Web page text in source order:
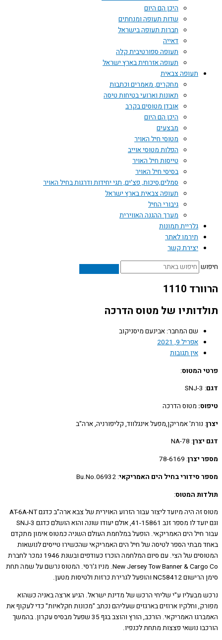
היכן הם היום
שדות תעופה ומנחתים
חברות תעופה בישראל
תעופה ספורטיבית קלה
תעופה אזרחית בארץ ישראל
צבאית
מחקרים, מאמרים וכתבות
תאונות וארועי בטיחות טיסה
אובדן מטוסים בקרב
היכן הם היום
מטוסי חיל האויר
הפלות מטוסי אוייב
טייסות חיל האויר
בסיסי חיל האויר
סמלים,סיכות, פצ'ים, תגי יחידות ודרגות בחיל האויר
תעופה צבאית בארץ ישראל
גיבורי החיל
מערך ההגנה האווירית
תמונות
לאתר
קשר
של מטוס הדרכה
אבינעם מיסניקוב
הדרכה
אינגלווד, קליפורניה, ארה"ב
בחיל הים האמריקאי: Bu.No.06932
:
מטוס זה היה מיועד ליצור עבור הזרוע האוירית של צבא ארה"ב כדגם AT-6A-NT
וגם יועד לו מספר זנב 41-15861, אולם יעודו שונה והוא הושלם כדגם SNJ-3
האמריקאי. הופעל במלחמת העולם השניה כמטוס אימון מתקדם
לטיסה של חיל הים האמריקאי שהכשירו טייסים לנושאות
המטוסים של הצי. עם סיום המלחמה הוכרז כעודפים ובשנת 1946 נמכר לחברת
New Jersey Tow Banner & Cargo Co. מניו ג'רסי. המטוס נרשם על שמה תחת
ע"י שליחי הרכש של מדינת ישראל. הגיע ארצה באניה כשהוא
ארוזים בארגזים שעליהם נכתב "מכונות חקלאיות" כדי לעקוף את
האמברגו האמריקאי. הורכב, הורץ והוצב בגף 35 שפעל מבסיס עקרון. בהמשך
פצצות מתחת לכנפיו.